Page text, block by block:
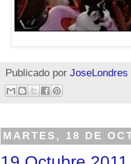
Publicado por JoseLondres
MARTES, 18 DE